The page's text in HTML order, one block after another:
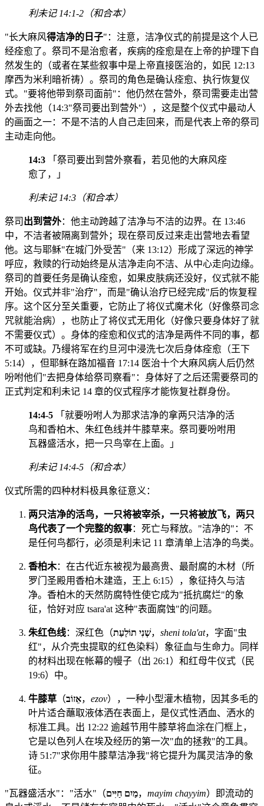
利未记 14:1-2（和合本）
"长大麻风得洁净的日子"：注意，洁净仪式的前提是这个人已
经痊愈了。祭司不是治愈者，疾病的痊愈是在上帝的护理下自
然发生的（或者在某些叙事中是上帝直接医治的，如民 12:13
摩西为米利暗祈祷）。祭司的角色是确认痊愈、执行恢复仪
式。"要将他带到祭司面前"：他仍然在营外，祭司需要走出营
外去找他（14:3"祭司要出到营外"），这是整个仪式中最动人
的画面之一：不是不洁的人自己走回来，而是代表上帝的祭司
主动走向他。
14:3 「祭司要出到营外察看，若见他的大麻风痊
愈了，」
利未记 14:3（和合本）
祭司 出到营外：他主动跨越了洁净与不洁的边界。在 13:46
中，不洁者被隔离到营外；现在祭司反过来走出营地去看望
他。这与耶稣"在城门外受苦"（来 13:12）形成了深远的神学
呼应，救赎的行动始终是从洁净走向不洁、从中心走向边缘。
祭司的首要任务是确认痊愈，如果皮肤病还没好，仪式就不能
开始。仪式并非"治疗"，而是"确认治疗已经完成"后的恢复程
序。这个区分至关重要，它防止了将仪式魔术化（好像祭司念
咒就能治病），也防止了将仪式无用化（好像只要身体好了就
不需要仪式）。身体的痊愈和仪式的洁净是两件不同的事，都
不可或缺。乃缦将军在约旦河中浸洗七次后身体痊愈（王下
5:14），但耶稣在路加福音 17:14 医治十个大麻风病人后仍然
吩咐他们"去把身体给祭司察看"：身体好了之后还需要祭司的
正式判定和利未记 14 章的仪式程序才能恢复社群身份。
14:4-5 「就要吩咐人为那求洁净的拿两只洁净的活
鸟和香柏木、朱红色线并牛膝草来。祭司要吩咐用
瓦器盛活水，把一只鸟宰在上面。」
利未记 14:4-5（和合本）
仪式所需的四种材料极具象征意义：
两只洁净的活鸟，一只将被宰杀，一只将被放飞，两只
鸟代表了一个完整的叙事：死亡与释放。"洁净的"：不
是任何鸟都行，必须是利未记 11 章清单上洁净的鸟类。
香柏木：在古代近东被视为最高贵、最耐腐的木材（所
罗门圣殿用香柏木建造，王上 6:15），象征持久与洁
净。香柏木的天然防腐特性使它成为"抵抗腐烂"的象
征，恰好对应 tsara'at 这种"表面腐蚀"的问题。
朱红色线：深红色（שְׁנִי תוֹלַעַת， sheni tola'at，字面"虫
红"，从介壳虫提取的红色染料）象征血与生命力。同样
的材料出现在帐幕的幔子（出 26:1）和红母牛仪式（民
19:6）中。
牛膝草 （אֵזוֹב， ezov），一种小型灌木植物，因其多毛的
叶片适合蘸取液体洒在表面上，是仪式性洒血、洒水的
标准工具。出 12:22 逾越节用牛膝草将血涂在门框上，
它是以色列人在埃及经历的第一次"血的拯救"的工具。
诗 51:7"求你用牛膝草洁净我"将它提升为属灵洁净的象
征。
"瓦器盛活水"："活水"（מַיִם חַיִּים， mayim chayyim）即流动的